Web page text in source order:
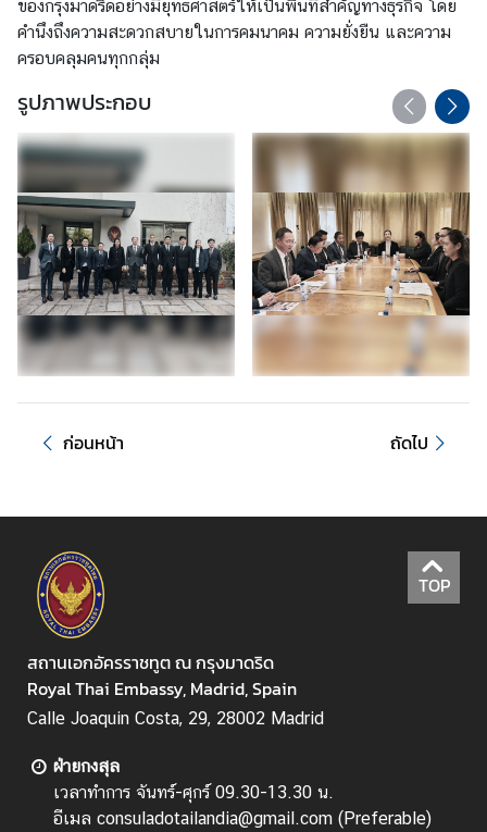
า
ว
ท่
อ
ง
เ
ที่
ย
ว
ธุ
ร
กิ
จ
ล
สำ
ห
รั
บ
ค
น
ท
ย
ของกรุงมาดริดอย่างมียุทธศาสตร์ให้เป็นพื้นที่สำคัญทางธุรกิจ โดย
คำนึงถึงความสะดวกสบายในการคมนาคม ความยั่งยืน และความ
ครอบคลุมคนทุกกลุ่ม
รูปภาพประกอบ
ก่อนหน้า ถัดไป
TOP
สถานเอกอัครราชทูต ณ กรุงมาดริด
Royal Thai Embassy, Madrid, Spain
Calle Joaquin Costa, 29, 28002 Madrid
ฝ่ายกงสุล
เวลาทำการ จันทร์-ศุกร์ 09.30-13.30 น.
อีเมล consuladotailandia@gmail.com (Preferable)